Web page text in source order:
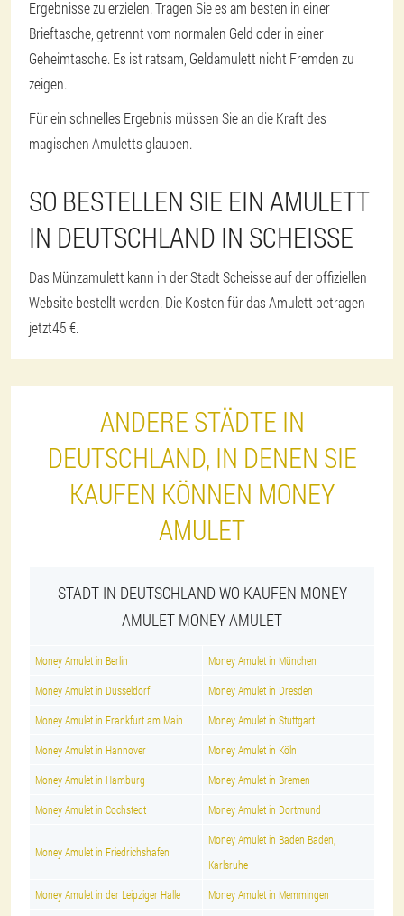
Ergebnisse zu erzielen. Tragen Sie es am besten in einer
Brieftasche, getrennt vom normalen Geld oder in einer
Geheimtasche. Es ist ratsam, Geldamulett nicht Fremden zu
zeigen.
Für ein schnelles Ergebnis müssen Sie an die Kraft des
magischen Amuletts glauben.
SO BESTELLEN SIE EIN AMULETT
IN DEUTSCHLAND IN SCHEISSE
Das Münzamulett kann in der Stadt Scheisse auf der offiziellen
Website bestellt werden. Die Kosten für das Amulett betragen
jetzt45 €.
ANDERE STÄDTE IN
DEUTSCHLAND, IN DENEN SIE
KAUFEN KÖNNEN MONEY
AMULET
STADT IN DEUTSCHLAND WO KAUFEN MONEY
AMULET MONEY AMULET
Money Amulet in Berlin Money Amulet in München
Money Amulet in Düsseldorf Money Amulet in Dresden
Money Amulet in Frankfurt am Main Money Amulet in Stuttgart
Money Amulet in Hannover Money Amulet in Köln
Money Amulet in Hamburg Money Amulet in Bremen
Money Amulet in Cochstedt Money Amulet in Dortmund
Money Amulet in Friedrichshafen
Money Amulet in Baden Baden,
Karlsruhe
Money Amulet in der Leipziger Halle Money Amulet in Memmingen